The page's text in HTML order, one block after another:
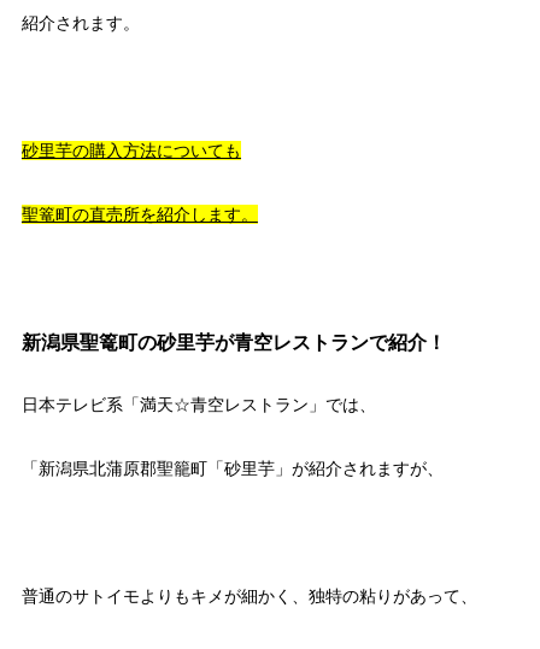
紹介されます。
砂里芋の購入方法についても
聖篭町の直売所を紹介します。
新潟県聖篭町の砂里芋が青空レストランで紹介！
日本テレビ系「満天☆青空レストラン」では、
「新潟県北蒲原郡聖籠町「砂里芋」が紹介されますが、
普通のサトイモよりもキメが細かく、独特の粘りがあって、